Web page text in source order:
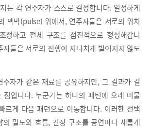
는 각 연주자가 스스로 결정합니다. 일정하게
맥박(pulse) 위에서, 연주자들은 서로의 위치
정하고 전체 구조를 점진적으로 형성해갑니
자들은 서로의 진행이 지나치게 벌어지지 않도
자가 같은 재료를 공유하지만, 그 결과가 결
점입니다. 누군가는 하나의 패턴에 오래 머물
르게 다음 패턴으로 이동합니다. 이러한 선택
의 밀도와 흐름, 긴장 구조를 공연마다 새롭게